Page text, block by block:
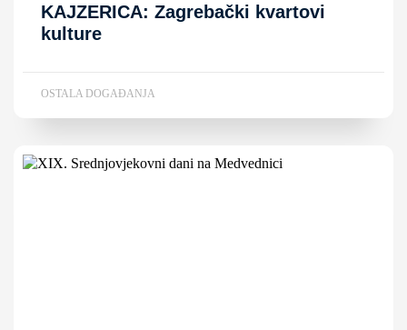
KAJZERICA: Zagrebački kvartovi
kulture
OSTALA DOGAĐANJA